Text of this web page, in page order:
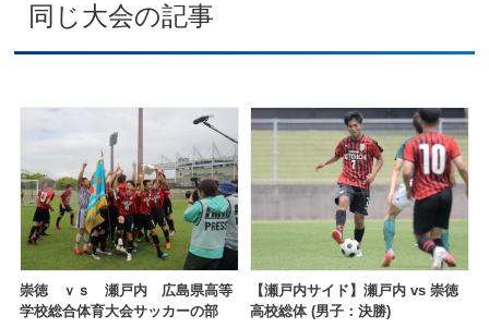
同じ大会の記事
崇徳 ｖｓ 瀬戸内 広島県高等
学校総合体育大会サッカーの部
【瀬戸内サイド】瀬戸内 vs 崇徳
高校総体 (男子：決勝)